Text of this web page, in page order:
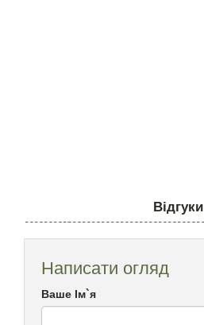
Відгуки
Написати огляд
Ваше Ім`я